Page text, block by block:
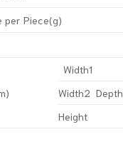
per Piece(g)
Width1
Width2 Depth
Height